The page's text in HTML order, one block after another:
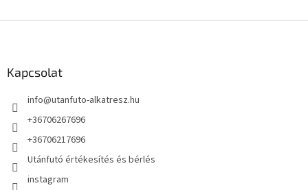
Kapcsolat
info@utanfuto-alkatresz.hu
+36706267696
+36706217696
Utánfutó értékesítés és bérlés
instagram